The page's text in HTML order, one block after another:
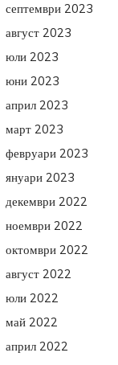
септември 2023
август 2023
юли 2023
юни 2023
април 2023
март 2023
февруари 2023
януари 2023
декември 2022
ноември 2022
октомври 2022
август 2022
юли 2022
май 2022
април 2022